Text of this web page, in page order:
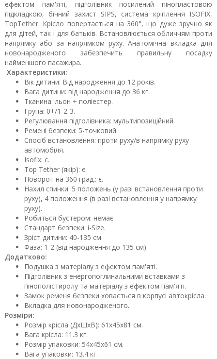
ефектом пам'яті, підголівник посилений пінопластовою
підкладкою, бічний захист SIPS, система кріплення ISOFIX,
TopTether. Крісло повертається на 360°, що дуже зручно як
для дітей, так і для батьків. Встановлюється обличчям проти
напрямку або за напрямком руху. Анатомічна вкладка для
новонародженого забезпечить правильну посадку
найменшого пасажира.
Характеристики:
Вік дитини: Від народження до 12 років.
Вага дитини: від народження до 36 кг.
Тканина: льон + поліестер.
Група: 0+/1-2-3.
Регулювання підголівника: мультипозиційний.
Ремені безпеки: 5-точковий.
Спосіб встановлення: проти руху/в напрямку руху
автомобіля.
Isofix: є.
Top Tether (якір): є.
Поворот на 360 град.: є.
Нахил спинки: 5 положень (у разі встановлення проти
руху), 4 положення (в разі встановлення у напрямку
руху).
Робиться бустером: немає.
Стандарт безпеки: i-Size.
Зріст дитини: 40-135 см.
Фаза: 1-2 (від народження до 135 см).
Додатково:
Подушка з матеріалу з ефектом пам'яті.
Підголівник з енергопоглинальними вставками з
пінополістиролу та матеріалу з ефектом пам'яті.
Замок ременя безпеки ховається в корпусі автокрісла.
Вкладка для новонародженого.
Розміри:
Розмір крісла (ДхШхВ): 61х45х81 см.
Вага крісла: 11.3 кг.
Розмір упаковки: 54х45х61 см.
Вага упаковки: 13.4 кг.